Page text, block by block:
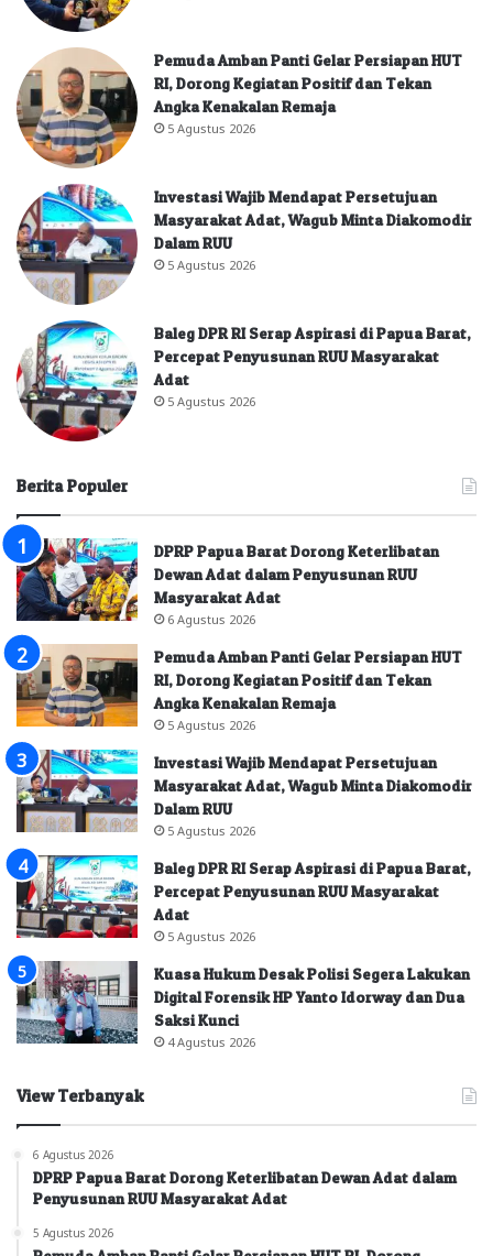
Pemuda Amban Panti Gelar Persiapan HUT
RI, Dorong Kegiatan Positif dan Tekan
Angka Kenakalan Remaja
5 Agustus 2026
Investasi Wajib Mendapat Persetujuan
Masyarakat Adat, Wagub Minta Diakomodir
Dalam RUU
5 Agustus 2026
Baleg DPR RI Serap Aspirasi di Papua Barat,
Percepat Penyusunan RUU Masyarakat
Adat
5 Agustus 2026
Berita Populer
DPRP Papua Barat Dorong Keterlibatan
Dewan Adat dalam Penyusunan RUU
Masyarakat Adat
6 Agustus 2026
Pemuda Amban Panti Gelar Persiapan HUT
RI, Dorong Kegiatan Positif dan Tekan
Angka Kenakalan Remaja
5 Agustus 2026
Investasi Wajib Mendapat Persetujuan
Masyarakat Adat, Wagub Minta Diakomodir
Dalam RUU
5 Agustus 2026
Baleg DPR RI Serap Aspirasi di Papua Barat,
Percepat Penyusunan RUU Masyarakat
Adat
5 Agustus 2026
Kuasa Hukum Desak Polisi Segera Lakukan
Digital Forensik HP Yanto Idorway dan Dua
Saksi Kunci
4 Agustus 2026
View Terbanyak
6 Agustus 2026
DPRP Papua Barat Dorong Keterlibatan Dewan Adat dalam
Penyusunan RUU Masyarakat Adat
5 Agustus 2026